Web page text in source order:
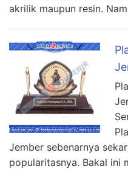
akrilik maupun resin.
Jember sebenarnya
popularitasnya. Bakal ini